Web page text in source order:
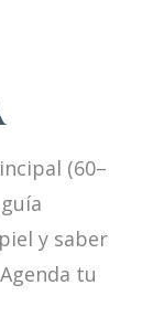
(60–
y saber
tu